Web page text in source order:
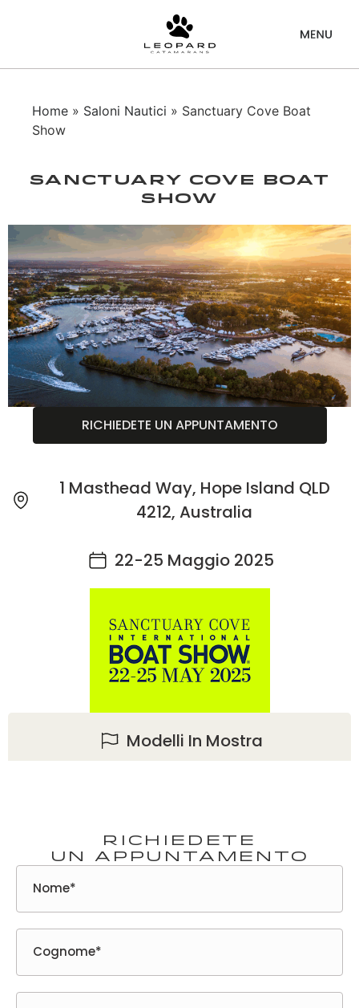
Home » Saloni Nautici » Sanctuary Cove Boat
Show
Sanctuary Cove Boat
Show
RICHIEDETE UN APPUNTAMENTO
1 Masthead Way, Hope Island QLD
4212, Australia
22-25 Maggio 2025
Modelli In Mostra
Richiedete
un appuntamento